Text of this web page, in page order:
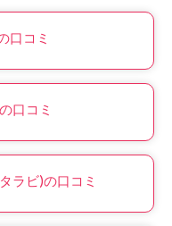
口コミ
口コミ
ラビ)の口コミ